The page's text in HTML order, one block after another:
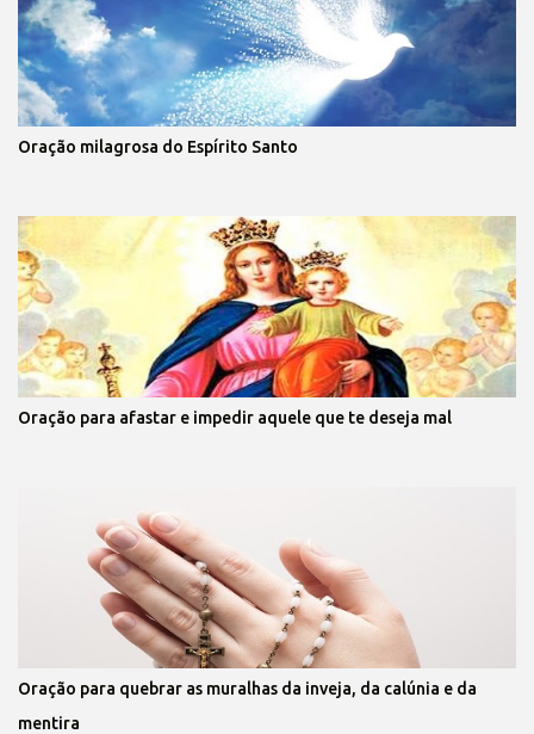
Oração milagrosa do Espírito Santo
Oração para afastar e impedir aquele que te deseja mal
Oração para quebrar as muralhas da inveja, da calúnia e da
mentira